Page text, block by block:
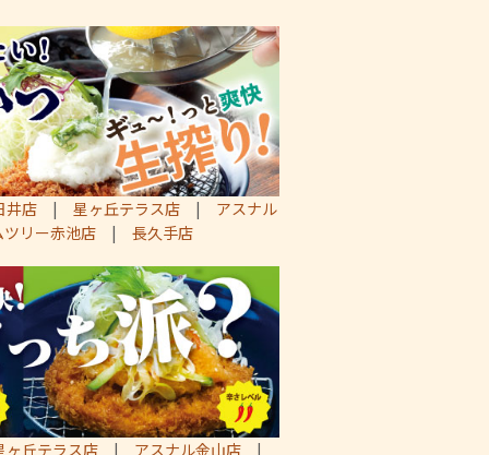
井店 | 星ヶ丘テラス店 | アスナル
ツリー赤池店 | 長久手店
ヶ丘テラス店 | アスナル金山店 |